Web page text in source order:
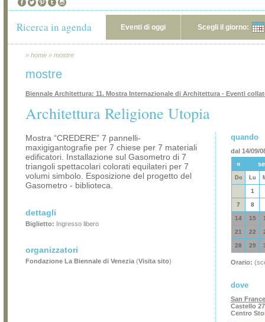
Ricerca in agenda Eventi di oggi Scegli il giorno:
» home » mostre
mostre
Biennale Architettura: 11. Mostra Internazionale di Architettura - Eventi
Architettura Religione Utopia
Mostra “CREDERE” 7 pannelli-
maxigigantografie per 7 chiese per 7 materiali
edificatori. Installazione sul Gasometro di 7
triangoli spettacolari colorati equilateri per 7
volumi simbolo. Esposizione del progetto del
Gasometro - biblioteca.
dettagli
Biglietto: Ingresso libero
organizzatori
Fondazione La Biennale di Venezia (Visita sito)
quando
dal 14/09/
«
Do Lu
1
7 8
14 15
21 22
28 29
Orario:
dove
San
Castello
Centro